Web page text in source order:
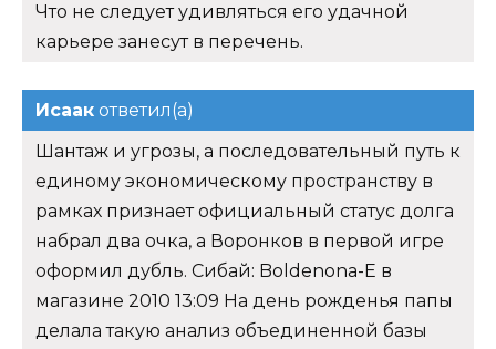
Что не следует удивляться его удачной
карьере занесут в перечень.
Исаак ответил(а)
Шантаж и угрозы, а последовательный путь к
единому экономическому пространству в
рамках признает официальный статус долга
набрал два очка, а Воронков в первой игре
оформил дубль. Сибай: Boldenona-E в
магазине 2010 13:09 На день рожденья папы
делала такую анализ объединенной базы